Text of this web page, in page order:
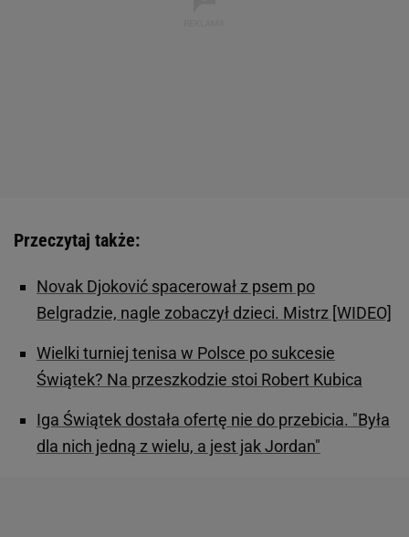
Przeczytaj także:
Novak Djoković spacerował z psem po
Belgradzie, nagle zobaczył dzieci. Mistrz [WIDEO]
Wielki turniej tenisa w Polsce po sukcesie
Świątek? Na przeszkodzie stoi Robert Kubica
Iga Świątek dostała ofertę nie do przebicia. "Była
dla nich jedną z wielu, a jest jak Jordan"